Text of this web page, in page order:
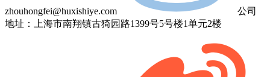
zhouhongfei@huxishiye.com
公司
地址：上海市南翔镇古猗园路1399号5号楼1单元2楼